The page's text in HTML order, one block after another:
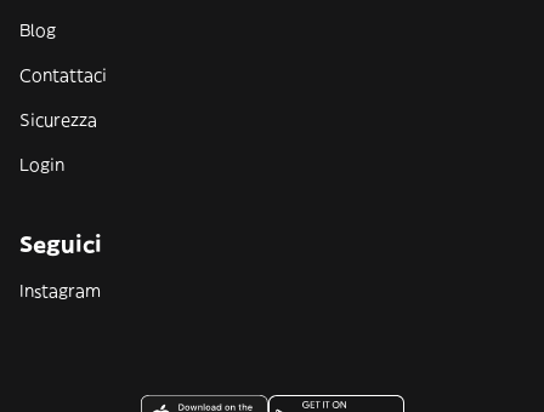
Blog
Contattaci
Sicurezza
Login
Seguici
Instagram